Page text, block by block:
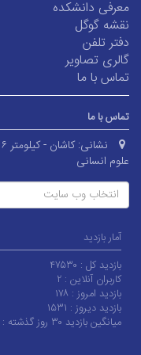
معرفی دانشکده
نقشه گوگل
دفتر تلفن
گالری تصاویر
تماس با ما
تماس با ما
نشانی:
علوم انسانی
انتخاب وب سایت
آمار بازدید
بازدید کل : ۴۷۵۳۰
کاربران آنلاین : ۲
بازدید امروز : ۱۷۸
بازدید دیروز : ۱۵۳۱
میانگین بازدید ۳۰ روز گذشته :